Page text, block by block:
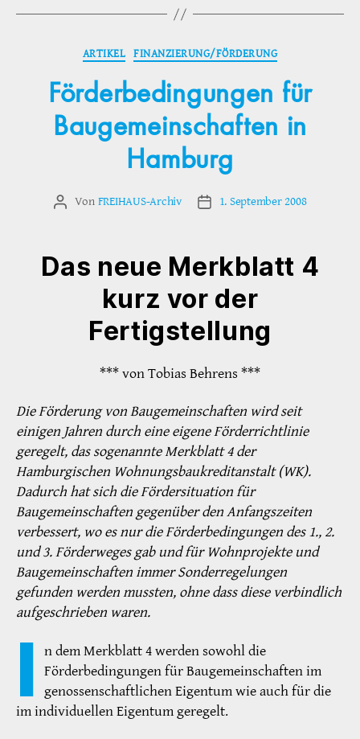
Kategorien
ARTIKEL FINANZIERUNG/FÖRDERUNG
Förderbedingungen für
Baugemeinschaften in
Hamburg
Beitragsautor
Von FREIHAUS-Archiv Veröffentlichungsdatum
1. September 2008
Das neue Merkblatt 4
kurz vor der
Fertigstellung
*** von Tobias Behrens ***
Die Förderung von Baugemeinschaften wird seit
einigen Jahren durch eine eigene Förderrichtlinie
geregelt, das sogenannte Merkblatt 4 der
Hamburgischen Wohnungsbaukreditanstalt (WK).
Dadurch hat sich die Fördersituation für
Baugemeinschaften gegenüber den Anfangszeiten
verbessert, wo es nur die Förderbedingungen des 1., 2.
und 3. Förderweges gab und für Wohnprojekte und
Baugemeinschaften immer Sonderregelungen
gefunden werden mussten, ohne dass diese verbindlich
aufgeschrieben waren.
I n dem Merkblatt 4 werden sowohl die
Förderbedingungen für Baugemeinschaften im
genossenschaftlichen Eigentum wie auch für die
im individuellen Eigentum geregelt.